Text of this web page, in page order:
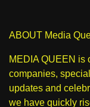
ABOUT Media
MEDIA QUEEN is
companies,
updates and
we have quickly